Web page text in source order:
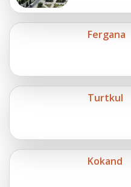
Fergana
Turtkul
Kokand